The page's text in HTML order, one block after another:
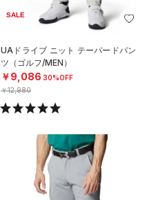
SALE
UAドライブ ニット テーパードパン
ツ（ゴルフ/MEN）
￥9,086 30%OFF
￥12,980